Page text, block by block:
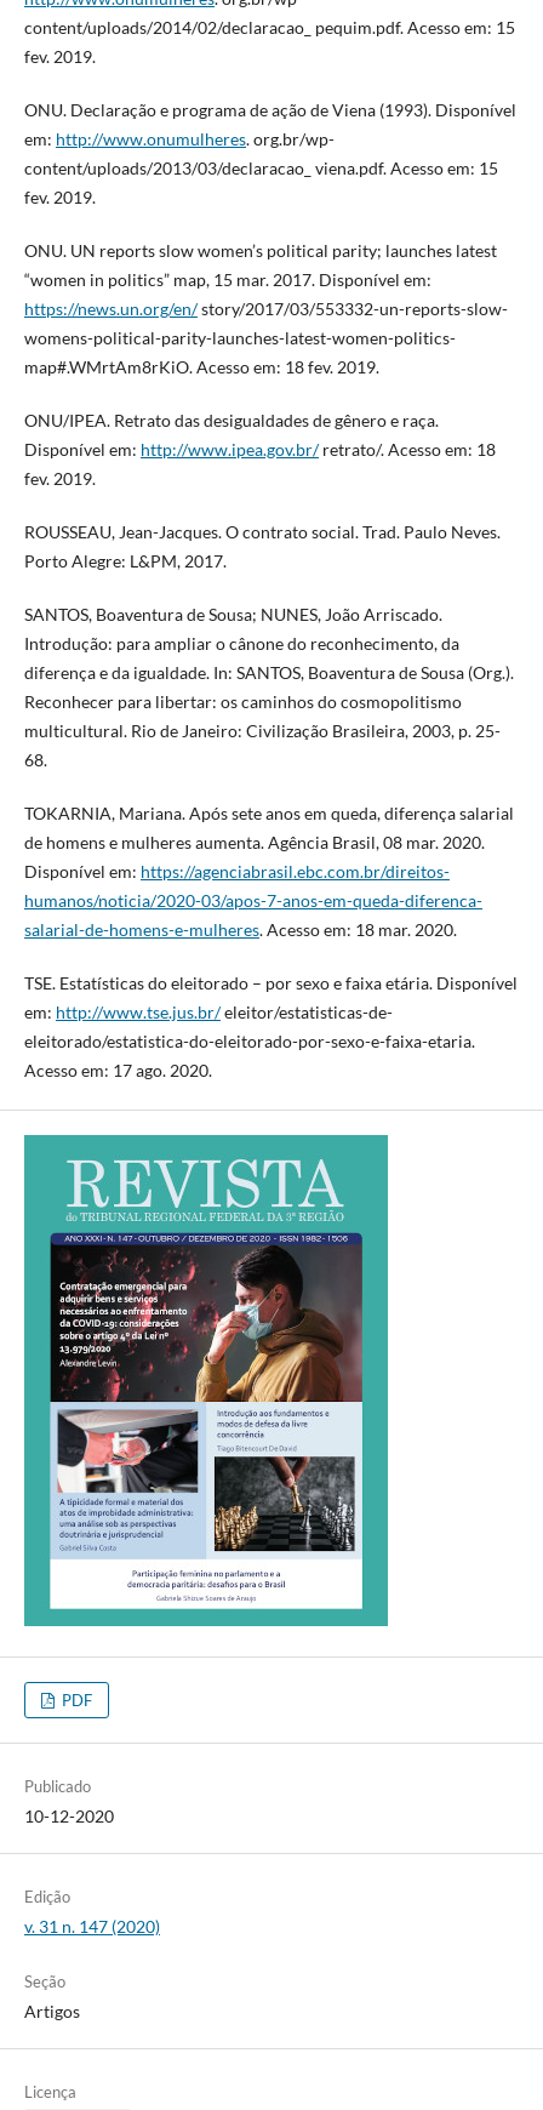
content/uploads/2014/02/declaracao_ pequim.pdf. Acesso em: 15
fev. 2019.
ONU. Declaração e programa de ação de Viena (1993). Disponível
em: http://www.onumulheres. org.br/wp-
content/uploads/2013/03/declaracao_ viena.pdf. Acesso em: 15
fev. 2019.
ONU. UN reports slow women’s political parity; launches latest
“women in politics” map, 15 mar. 2017. Disponível em:
https://news.un.org/en/story/2017/03/553332-un-reports-slow-
womens-political-parity-launches-latest-women-politics-
map#.WMrtAm8rKiO. Acesso em: 18 fev. 2019.
ONU/IPEA. Retrato das desigualdades de gênero e raça.
Disponível em: http://www.ipea.gov.br/retrato/. Acesso em: 18
fev. 2019.
ROUSSEAU, Jean-Jacques. O contrato social. Trad. Paulo Neves.
Porto Alegre: L&PM, 2017.
SANTOS, Boaventura de Sousa; NUNES, João Arriscado.
Introdução: para ampliar o cânone do reconhecimento, da
diferença e da igualdade. In: SANTOS, Boaventura de Sousa (Org.).
Reconhecer para libertar: os caminhos do cosmopolitismo
multicultural. Rio de Janeiro: Civilização Brasileira, 2003, p. 25-
68.
TOKARNIA, Mariana. Após sete anos em queda, diferença salarial
de homens e mulheres aumenta. Agência Brasil, 08 mar. 2020.
Disponível em: https://agenciabrasil.ebc.com.br/direitos-
humanos/noticia/2020-03/apos-7-anos-em-queda-diferenca-
salarial-de-homens-e-mulheres. Acesso em: 18 mar. 2020.
TSE. Estatísticas do eleitorado – por sexo e faixa etária. Disponível
em: http://www.tse.jus.br/eleitor/estatisticas-de-
eleitorado/estatistica-do-eleitorado-por-sexo-e-faixa-etaria.
Acesso em: 17 ago. 2020.
PDF
Publicado
10-12-2020
Edição
v. 31 n. 147 (2020)
Seção
Artigos
Licença